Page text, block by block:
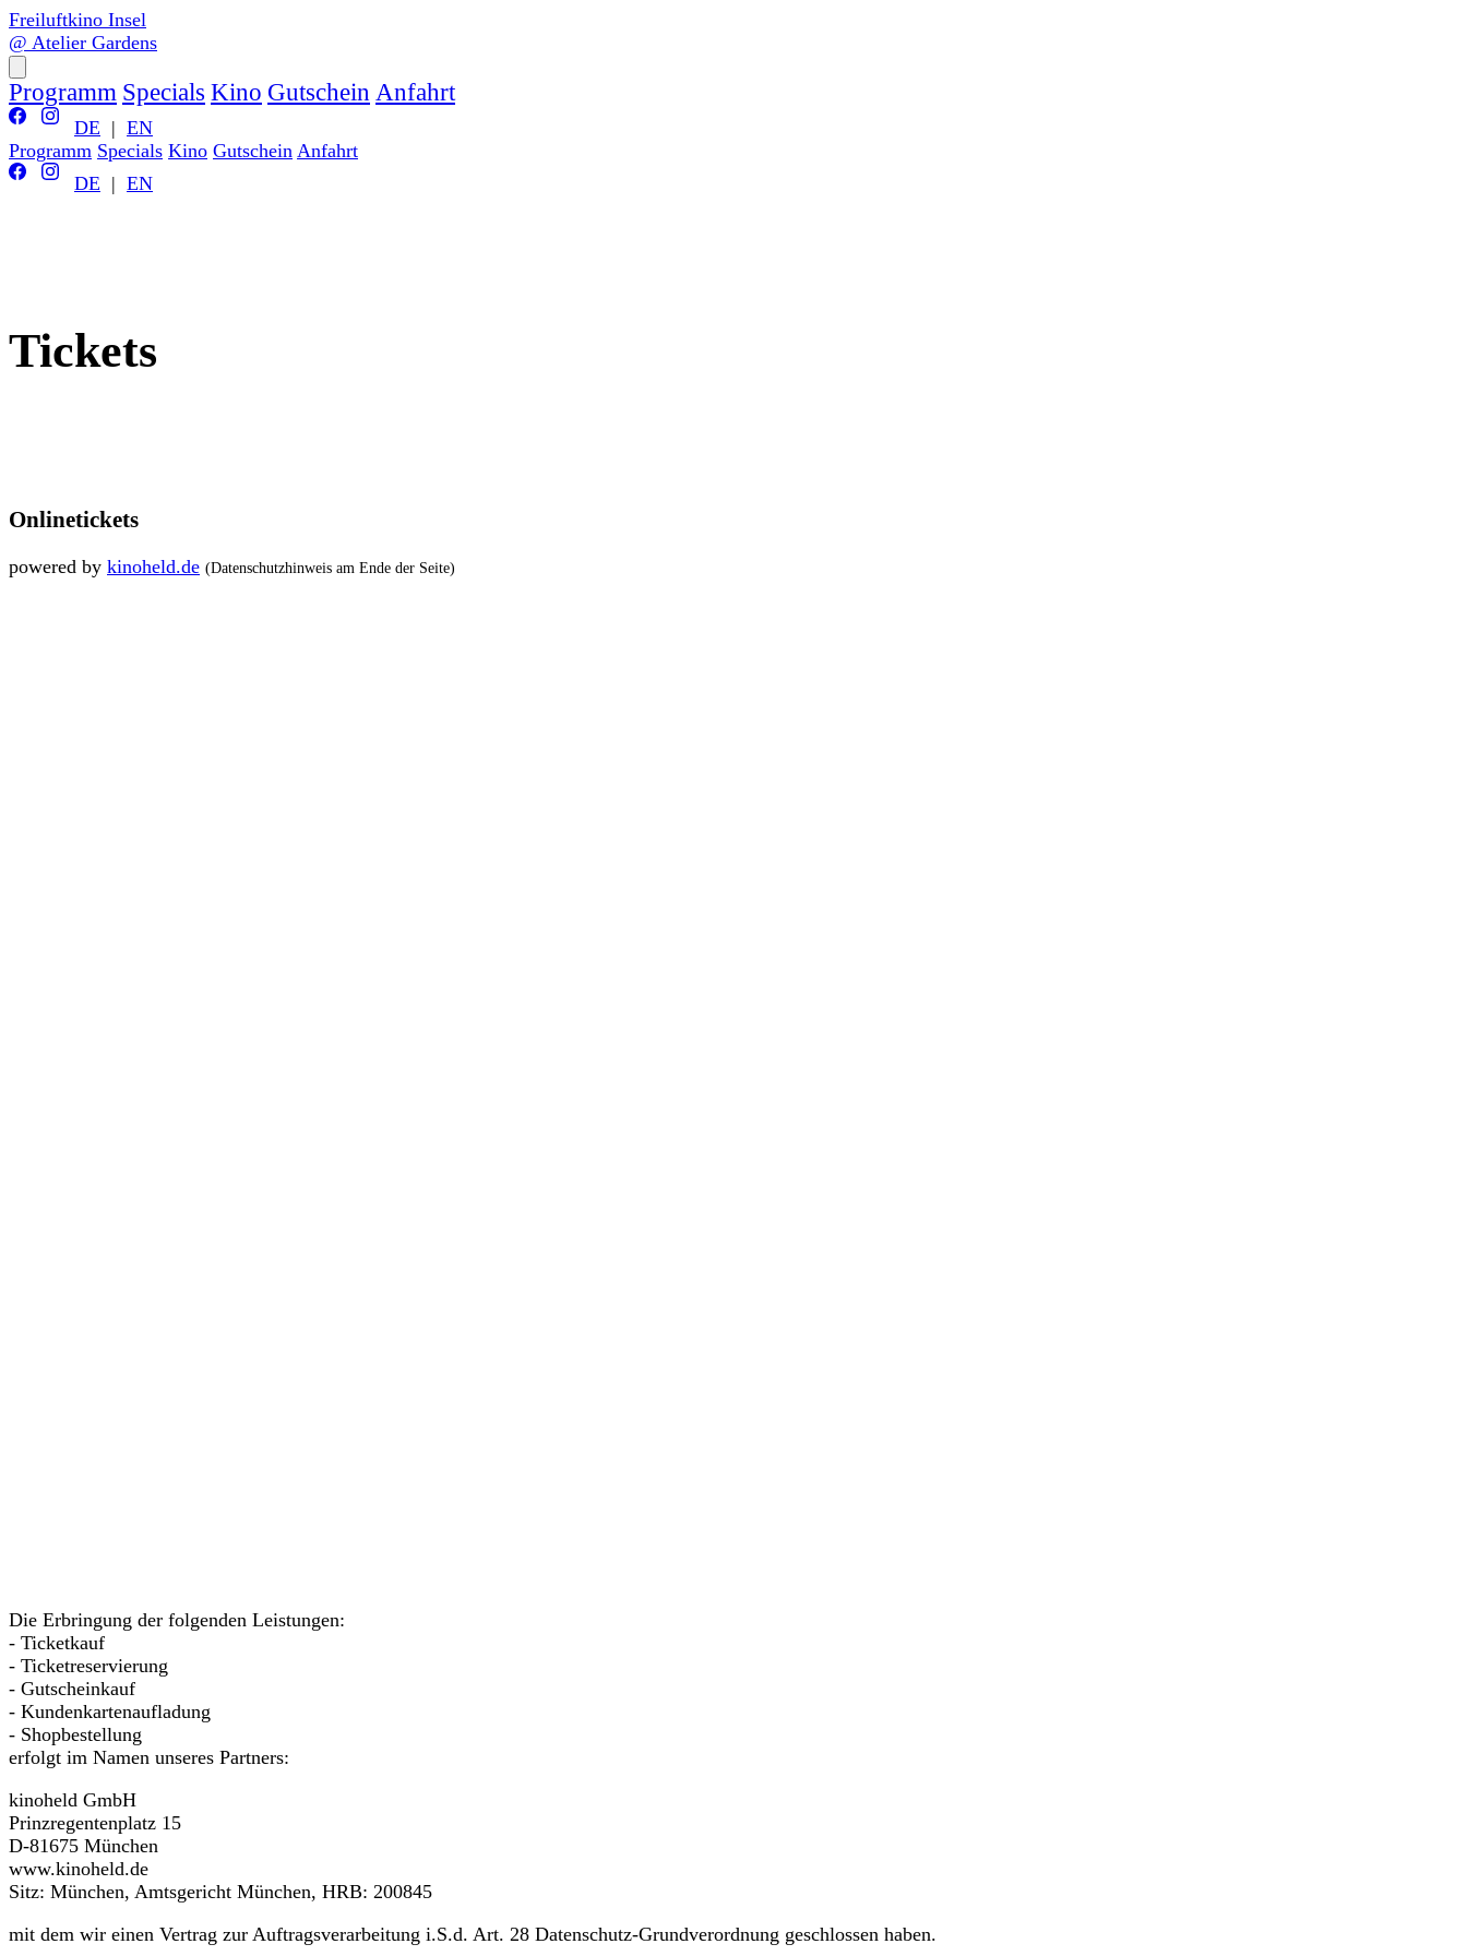
Freiluftkino Insel
@ Atelier Gardens
Programm Specials Kino Gutschein Anfahrt
DE | EN
Programm Specials Kino Gutschein Anfahrt
DE | EN
Tickets
Onlinetickets
powered by kinoheld.de (Datenschutzhinweis am Ende der Seite)
Die Erbringung der folgenden Leistungen:
- Ticketkauf
- Ticketreservierung
- Gutscheinkauf
- Kundenkartenaufladung
- Shopbestellung
erfolgt im Namen unseres Partners:
kinoheld GmbH
Prinzregentenplatz 15
D-81675 München
www.kinoheld.de
Sitz: München, Amtsgericht München, HRB: 200845
mit dem wir einen Vertrag zur Auftragsverarbeitung i.S.d. Art. 28 Datenschutz-Grundverordnung geschlossen haben.